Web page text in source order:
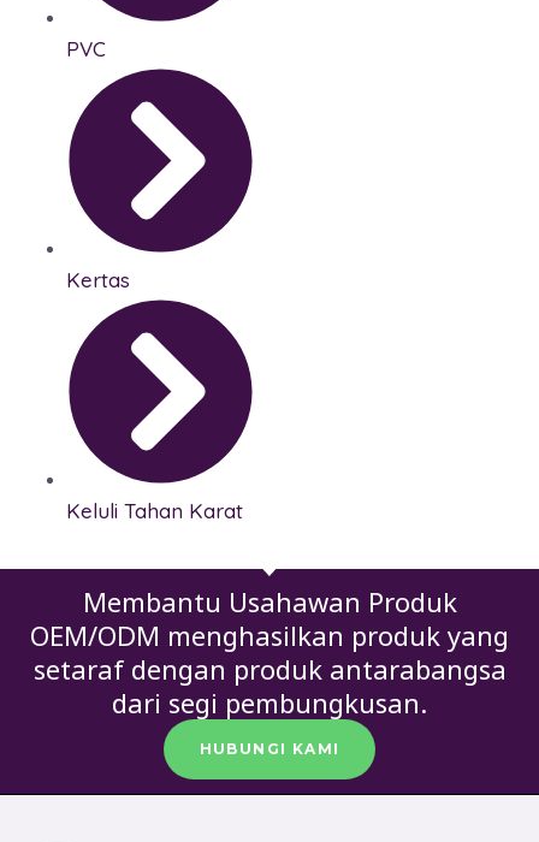
PVC
Kertas
Keluli Tahan Karat
Membantu Usahawan Produk
OEM/ODM menghasilkan produk yang
setaraf dengan produk antarabangsa
dari segi pembungkusan.
HUBUNGI KAMI